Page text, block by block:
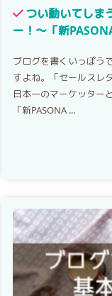
つい動いてしま
ー！〜「新
ブログを書くいっぽう
すよね。「セールスレ
日本一のマーケッター
「新PASONA ...